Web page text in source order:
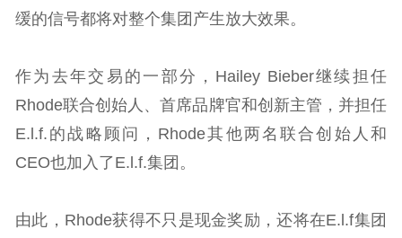
缓的信号都将对整个集团产生放大效果。
作为去年交易的一部分，Hailey Bieber继续担任
Rhode联合创始人、首席品牌官和创新主管，并担任
E.l.f.的战略顾问，Rhode其他两名联合创始人和
CEO也加入了E.l.f.集团。
由此，Rhode获得不只是现金奖励，还将在E.l.f集团